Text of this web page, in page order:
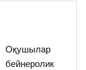
Оқушылар
бейнеролик